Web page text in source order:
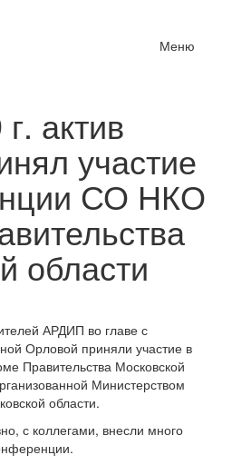
Меню
актив
участие
СО НКО
области
АРДИП во главе с
Орловой приняли участие в
Правительства Московской
Министерством
области.
с коллегами, внесли много